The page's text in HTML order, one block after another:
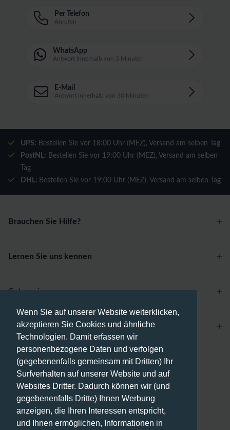
Wenn Sie auf unserer Website weiterklicken,
akzeptieren Sie Cookies und ähnliche
Technologien. Damit erfassen wir
personenbezogene Daten und verfolgen
(gegebenenfalls gemeinsam mit Dritten) Ihr
Surfverhalten auf unserer Website und auf
Websites Dritter. Dadurch können wir (und
gegebenenfalls Dritte) Ihnen Werbung
anzeigen, die Ihren Interessen entspricht,
und Ihnen ermöglichen, Informationen in
Per Telefon
Anrufen
WhatsApp
Antwort innerhalb von 5 Minuten
E-Mail
Antwort innerhalb von 30 Minuten
UPS: Bestellen Sie vor 18:00 Uhr (MEZ), Versand am selben Tag
PostNL: Bestellen Sie vor 19:00 Uhr (MEZ), Versand am selben
Tag
DHL: Bestellen Sie vor 19:00 Uhr (MEZ), Versand am selben Tag
Brauchen Sie Hilfe?
Lernen Sie uns kennen
Zahlungsmethoden
Versandmethoden
Categories
Account